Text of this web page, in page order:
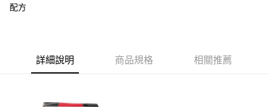
AFTEE先享後付
便利好安心！
貨到付款
配方
詳細說明 商品規格 相關推薦